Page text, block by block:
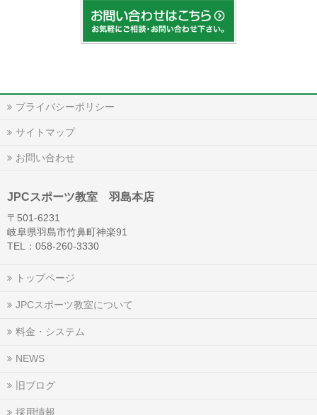
プライバシーポリシー
サイトマップ
お問い合わせ
JPCスポーツ教室 羽島本店
〒501-6231
岐阜県羽島市竹鼻町神楽91
TEL：058-260-3330
トップページ
JPCスポーツ教室について
料金・システム
NEWS
旧ブログ
採用情報